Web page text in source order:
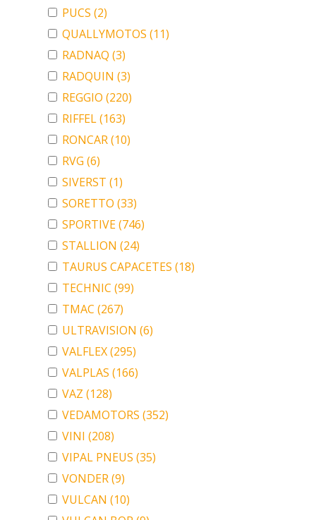
PUCS (2)
QUALLYMOTOS (11)
RADNAQ (3)
RADQUIN (3)
REGGIO (220)
RIFFEL(163)
RONCAR(10)
RVG (6)
SIVERST (1)
SORETTO (33)
SPORTIVE(746)
STALLION (24)
TAURUS CAPACETES (18)
TECHNIC (99)
TMAC (267)
ULTRAVISION (6)
VALFLEX(295)
VALPLAS (166)
VAZ (128)
VEDAMOTORS (352)
VINI (208)
VIPAL PNEUS (35)
VONDER(9)
VULCAN (10)